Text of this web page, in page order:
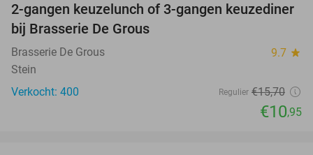
30%
2-gangen keuzelunch of 3-gangen keuzediner
bij Brasserie De Grous
Brasserie De Grous 9.7 star
Stein
Verkocht: 400
Regulier €15,70
€10,95